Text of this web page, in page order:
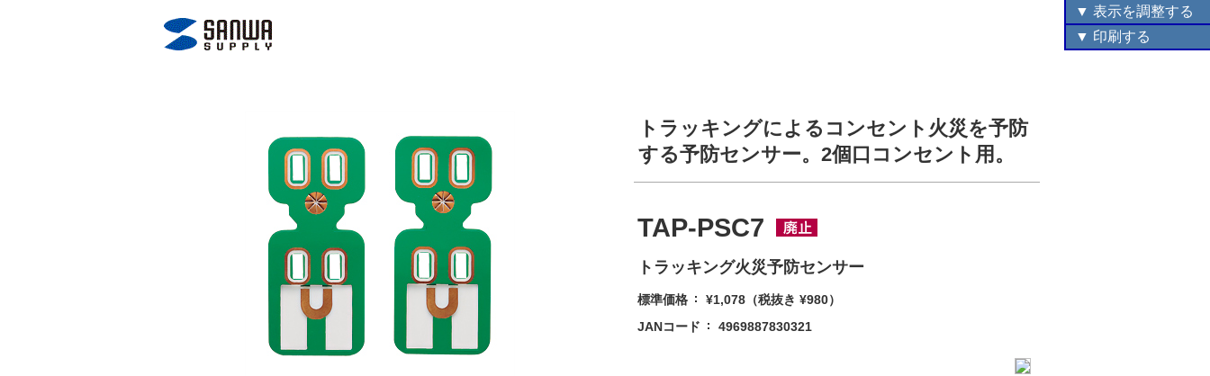
トラッキングによるコンセント火災を予防
する予防センサー。2個口コンセント用。
TAP-PSC7
トラッキング火災予防センサー
標準価格 ¥1,078 （税抜き ¥980）
JANコード
4969887830321
▼ 表示を調整する
▼ 印刷する